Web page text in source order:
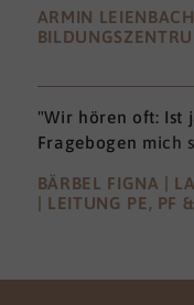
ARMIN
"Wir hören oft: Ist
Fragebogen mich
BÄRBEL FIGNA |
| LEITUNG PE, PF